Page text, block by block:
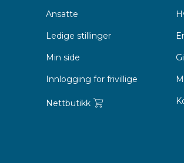
Ansatte
Ledige stillinger
Min side
Innlogging for frivillige
Nettbutikk